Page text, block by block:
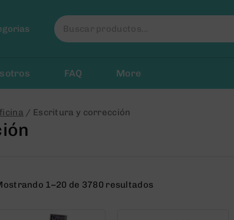
Buscar
por:
FAQ More
/ Escritura y corrección
1–20 de 3780 resultados